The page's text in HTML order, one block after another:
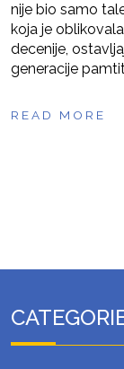
nije bio samo
koja je
decenije,
generacije
READ MORE